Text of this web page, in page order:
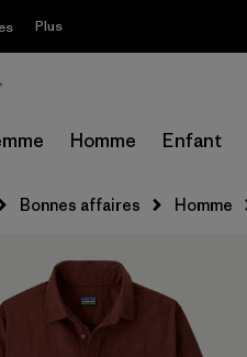
Plus
Homme Enfant
Bonnes affaires Homme